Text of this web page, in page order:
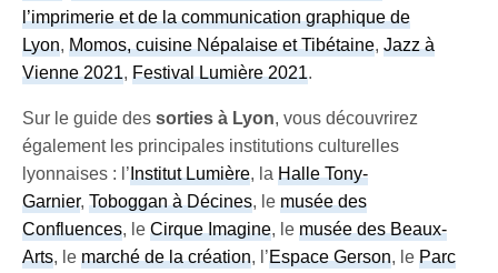
l’imprimerie et de la communication graphique de
Lyon,Momos, cuisine Népalaise et Tibétaine,Jazz à
Vienne 2021,Festival Lumière 2021.
Sur le guide des sorties à Lyon, vous découvrirez
également les principales institutions culturelles
lyonnaises : l’Institut Lumière, laHalle Tony-
Garnier,Toboggan à Décines, lemusée des
Confluences, leCirque Imagine, lemusée des Beaux-
Arts, lemarché de la création, l’Espace Gerson, leParc